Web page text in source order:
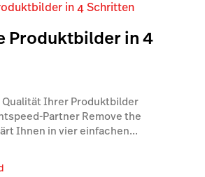
Produktbilder in 4
Ihrer Produktbilder
Partner Remove the
Ihnen in vier einfachen...